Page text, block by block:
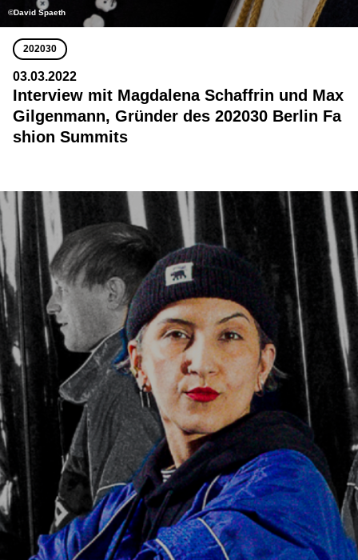
©David Spaeth
202030
03.03.2022
Interview mit Magdalena Schaffrin und Max
Gilgenmann, Gründer des 202030 Berlin Fa
shion Summits